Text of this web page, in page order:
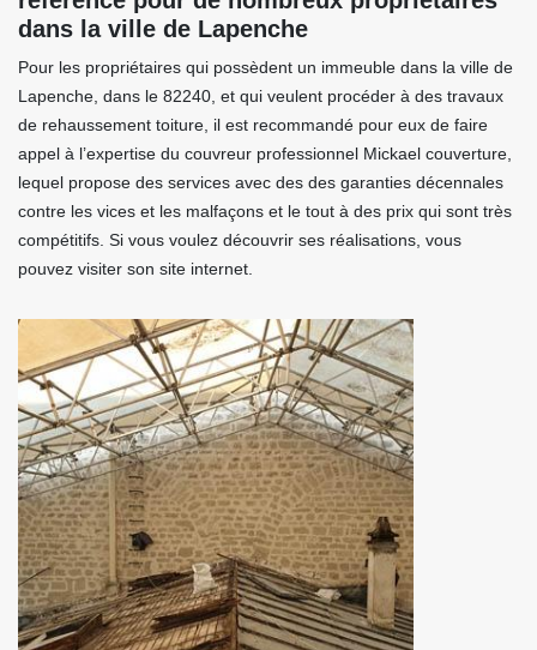
dans la ville de Lapenche
Pour les propriétaires qui possèdent un immeuble dans la ville de
Lapenche, dans le 82240, et qui veulent procéder à des travaux
de rehaussement toiture, il est recommandé pour eux de faire
appel à l’expertise du couvreur professionnel Mickael couverture,
lequel propose des services avec des des garanties décennales
contre les vices et les malfaçons et le tout à des prix qui sont très
compétitifs. Si vous voulez découvrir ses réalisations, vous
pouvez visiter son site internet.